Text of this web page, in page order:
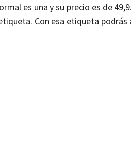
es una y su precio es de
Con esa etiqueta podrás